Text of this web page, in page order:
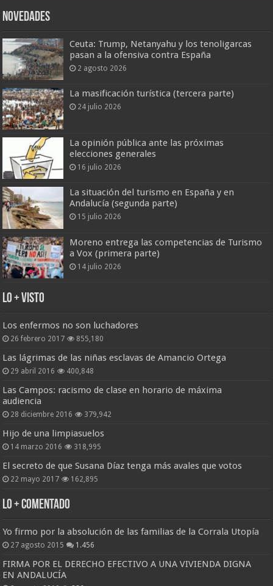
Novedades
Ceuta: Trump, Netanyahu y los tenoligarcas
pasan a la ofensiva contra España
2 agosto 2026
La masificación turística (tercera parte)
24 julio 2026
La opinión pública ante las próximas
elecciones generales
16 julio 2026
La situación del turismo en España y en
Andalucía (segunda parte)
15 julio 2026
Moreno entrega las competencias de Turismo
a Vox (primera parte)
14 julio 2026
Lo + Visto
Los enfermos no son luchadores
26 febrero 2017 855,180
Las lágrimas de las niñas esclavas de Amancio Ortega
29 abril 2016 400,848
Las Campos: racismo de clase en horario de máxima
audiencia
28 diciembre 2016 379,942
Hijo de una limpiasuelos
14 marzo 2016 318,995
El secreto de que Susana Díaz tenga más avales que votos
22 mayo 2017 162,895
Lo + Comentado
Yo firmo por la absolución de las familias de la Corrala Utopía
27 agosto 2015 1.456
FIRMA POR EL DERECHO EFECTIVO A UNA VIVIENDA DIGNA
EN ANDALUCÍA